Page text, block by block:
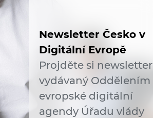
Newsletter Česko v
Digitální Evropě
Projděte si newsletter
vydávaný Oddělením
evropské digitální
agendy Úřadu vlády